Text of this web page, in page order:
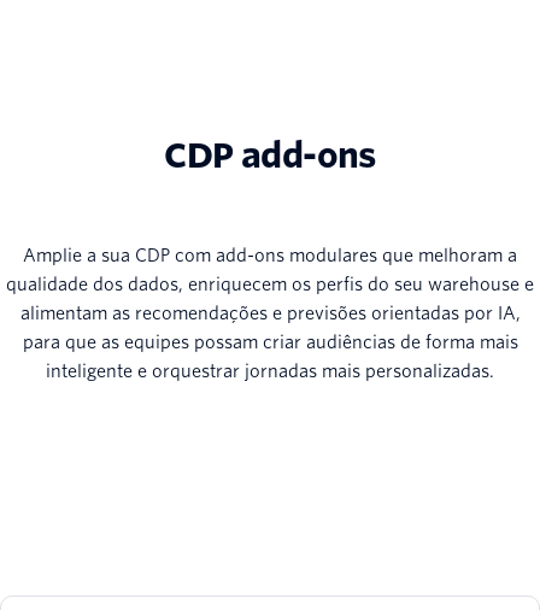
CDP add-ons
Amplie a sua CDP com add-ons modulares que melhoram a
qualidade dos dados, enriquecem os perfis do seu warehouse e
alimentam as recomendações e previsões orientadas por IA,
para que as equipes possam criar audiências de forma mais
inteligente e orquestrar jornadas mais personalizadas.